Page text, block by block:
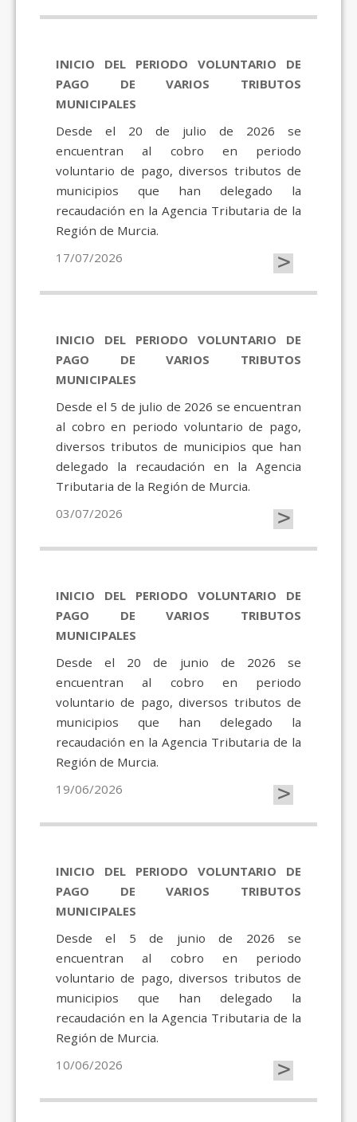
INICIO DEL PERIODO VOLUNTARIO DE
PAGO DE VARIOS TRIBUTOS
MUNICIPALES
Desde el 20 de julio de 2026 se
encuentran al cobro en periodo
voluntario de pago, diversos tributos de
municipios que han delegado la
recaudación en la Agencia Tributaria de la
Región de Murcia.
17/07/2026
>
INICIO DEL PERIODO VOLUNTARIO DE
PAGO DE VARIOS TRIBUTOS
MUNICIPALES
Desde el 5 de julio de 2026 se encuentran
al cobro en periodo voluntario de pago,
diversos tributos de municipios que han
delegado la recaudación en la Agencia
Tributaria de la Región de Murcia.
03/07/2026
>
INICIO DEL PERIODO VOLUNTARIO DE
PAGO DE VARIOS TRIBUTOS
MUNICIPALES
Desde el 20 de junio de 2026 se
encuentran al cobro en periodo
voluntario de pago, diversos tributos de
municipios que han delegado la
recaudación en la Agencia Tributaria de la
Región de Murcia.
19/06/2026
>
INICIO DEL PERIODO VOLUNTARIO DE
PAGO DE VARIOS TRIBUTOS
MUNICIPALES
Desde el 5 de junio de 2026 se
encuentran al cobro en periodo
voluntario de pago, diversos tributos de
municipios que han delegado la
recaudación en la Agencia Tributaria de la
Región de Murcia.
10/06/2026
>